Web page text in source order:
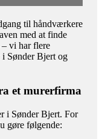
til håndværkere
med at finde
– vi har flere
Sønder Bjert og
et murerfirma
i Sønder Bjert. For
gøre følgende: